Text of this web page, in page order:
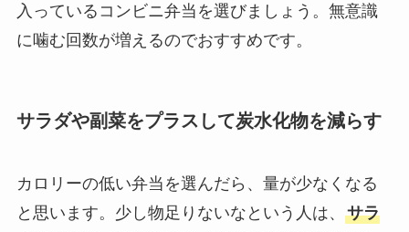
入っているコンビニ弁当を選びましょう。無意識
に噛む回数が増えるのでおすすめです。
サラダや副菜をプラスして炭水化物を減らす
カロリーの低い弁当を選んだら、量が少なくなる
と思います。少し物足りないなという人は、 サラ